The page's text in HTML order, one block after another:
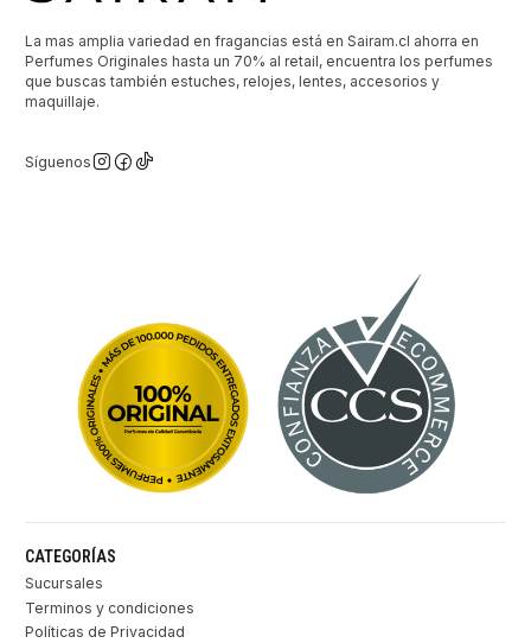
La mas amplia variedad en fragancias está en Sairam.cl ahorra en
Perfumes Originales hasta un 70% al retail, encuentra los perfumes
que buscas también estuches, relojes, lentes, accesorios y
maquillaje.
Síguenos
CATEGORÍAS
Sucursales
Terminos y condiciones
Políticas de Privacidad